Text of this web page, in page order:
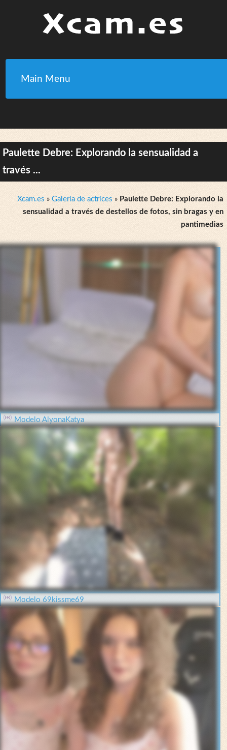
Main Menu
Paulette Debre: Explorando la sensualidad a
través ...
Xcam.es » Galería de actrices » Paulette Debre: Explorando la
sensualidad a través de destellos de fotos, sin bragas y en
pantimedias
Modelo AlyonaKatya
Modelo 69kissme69